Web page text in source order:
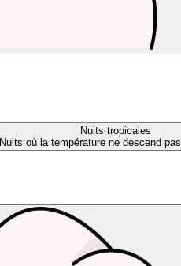
Nuits tropicales
Nuits où la température ne descend